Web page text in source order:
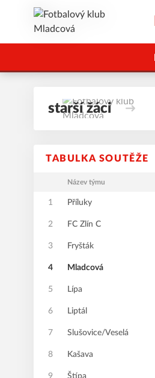
starší žáci
TABULKA SOUTĚŽE
Název týmu
1 Příluky
2 FC Zlín C
3 Fryšták
4 Mladcová
5 Lípa
6 Liptál
7 Slušovice/Veselá
8 Kašava
9 Štípa